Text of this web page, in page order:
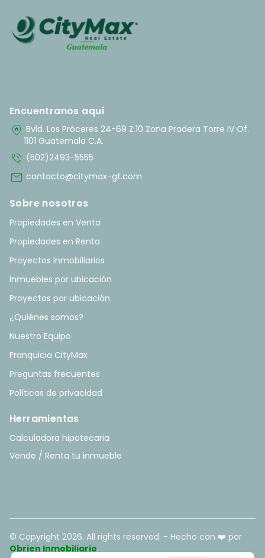
Encuentranos aquí
home_pin Bvld. Los Próceres 24-69 Z.10 Zona Pradera Torre IV Of.
1101 Guatemala C.A.
phone_in_talk (502)2493-5555
mail contacto@citymax-gt.com
Sobre nosotros
Propiedades en Venta
Propiedades en Renta
Proyectos Inmobiliarios
Inmuebles por ubicación
Proyectos por ubicación
¿Quiénes somos?
Nuestro Equipo
Franquicia CityMax
Preguntas frecuentes
Políticas de privacidad
Herramientas
Calculadora hipotecaria
Vende / Renta tu inmueble
© Copyright 2026. All rights reserved. - Hecho con ❤️ por
Obrien Inmobiliario.